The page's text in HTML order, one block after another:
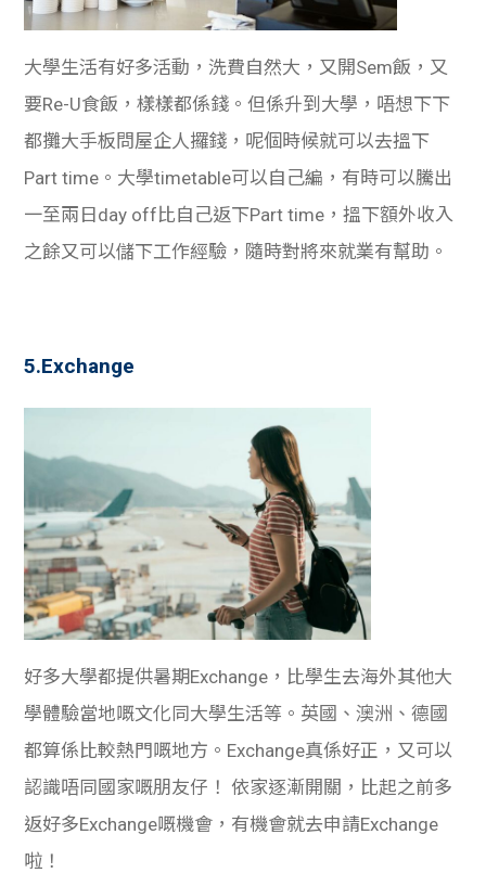
大學生活有好多活動，洗費自然大，又開Sem飯，又
要Re-U食飯，樣樣都係錢。但係升到大學，唔想下下
都攤大手板問屋企人攞錢，呢個時候就可以去搵下
Part time。大學timetable可以自己編，有時可以騰出
一至兩日day off比自己返下Part time，搵下額外收入
之餘又可以儲下工作經驗，隨時對將來就業有幫助。
5.Exchange
好多大學都提供暑期Exchange，比學生去海外其他大
學體驗當地嘅文化同大學生活等。英國、澳洲、德國
都算係比較熱門嘅地方。Exchange真係好正，又可以
認識唔同國家嘅朋友仔！ 依家逐漸開關，比起之前多
返好多Exchange嘅機會，有機會就去申請Exchange
啦！